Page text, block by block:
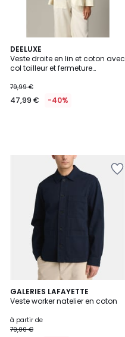
DEELUXE
Veste droite en lin et coton avec
col tailleur et fermeture
79,99 €
47,99 € -40%
GALERIES LAFAYETTE
Veste worker natelier en coton
à partir de
79,00 €
5
Couleurs